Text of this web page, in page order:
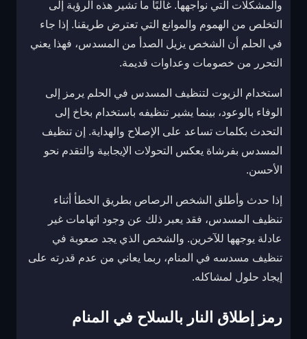
والمشكلات التي نواجهها. غالبًا ما تشير هذه الرؤية إلى
التخلص من الهموم والموانع التي تعترض طريقنا. إذا جاء
في الحلم أن الشخص يزيل الصدأ من المسدس، فهذا يعني
التحرر من خصومات وعداوات قديمة.
استخدام الزيوت لتنظيف المسدس في الحلم يرمز إلى
الوفاء بالوعود، بينما يشير تنظيفه باستخدام بخاخ إلى
التحدث بكلمات تساعد على الإصلاح والهداية. إن تنظيف
المسدس بفرشاة يعكس التحولات الإيجابية والتقدم نحو
الأحسن.
إذا حدث وأطلق الشخص الرصاص بطريق الخطأ أثناء
تنظيف المسدس، فقد يعبر ذلك عن وجود اتهامات غير
عادلة يوجهها للآخرين. والشخص الذي يجد صعوبة في
تنظيف مسدسه في المنام، ربما يعاني من عدم قدرته على
إيجاد حلول لمشاكله.
رمز إطلاق النار بالسلاح في المنام